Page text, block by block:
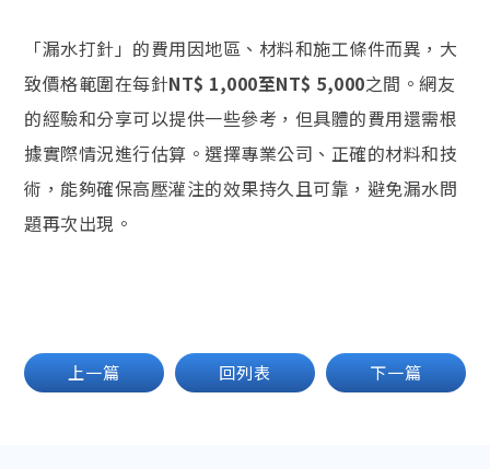
「漏水打針」的費用因地區、材料和施工條件而異，大
致價格範圍在每針NT$ 1,000至NT$ 5,000之間。網友
的經驗和分享可以提供一些參考，但具體的費用還需根
據實際情況進行估算。選擇專業公司、正確的材料和技
術，能夠確保高壓灌注的效果持久且可靠，避免漏水問
題再次出現。
上一篇 回列表 下一篇